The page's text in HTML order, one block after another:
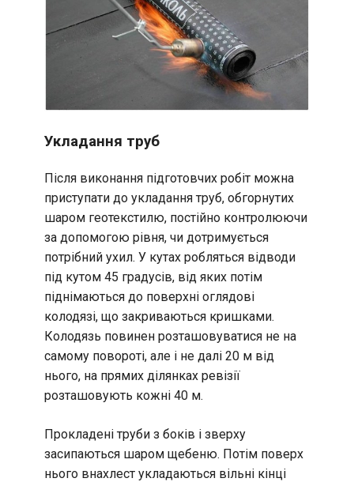
Укладання труб
Після виконання підготовчих робіт можна
приступати до укладання труб, обгорнутих
шаром геотекстилю, постійно контролюючи
за допомогою рівня, чи дотримується
потрібний ухил. У кутах робляться відводи
під кутом 45 градусів, від яких потім
піднімаються до поверхні оглядові
колодязі, що закриваються кришками.
Колодязь повинен розташовуватися не на
самому повороті, але і не далі 20 м від
нього, на прямих ділянках ревізії
розташовують кожні 40 м.
Прокладені труби з боків і зверху
засипаються шаром щебеню. Потім поверх
нього внахлест укладаються вільні кінці